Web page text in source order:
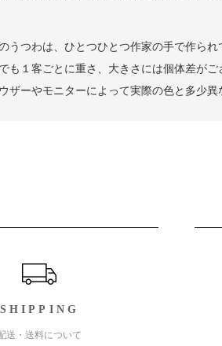
うつわは、ひとつひとつ作家の手で作ら
も１客ごとに重さ、大きさには個体差が
ザーやモニターによって実際の色と多少異
SHIPPING
送・送料について